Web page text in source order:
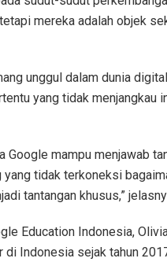
mereka adalah objek
unggul dalam dunia
yang tidak menjangkau
Google mampu menjawab
tidak terkoneksi
tantangan khusus,”
Education Indonesia,
di Indonesia sejak tahun